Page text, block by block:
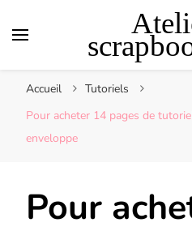
Accueil
Tutoriels
Pour acheter 14 pages de
enveloppe
Pour